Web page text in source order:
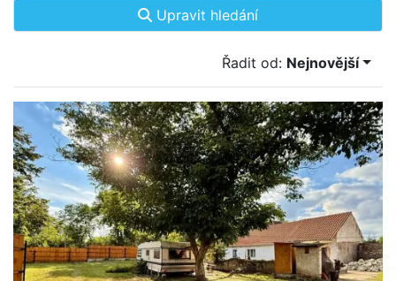
Upravit hledání
Řadit od: Nejnovější